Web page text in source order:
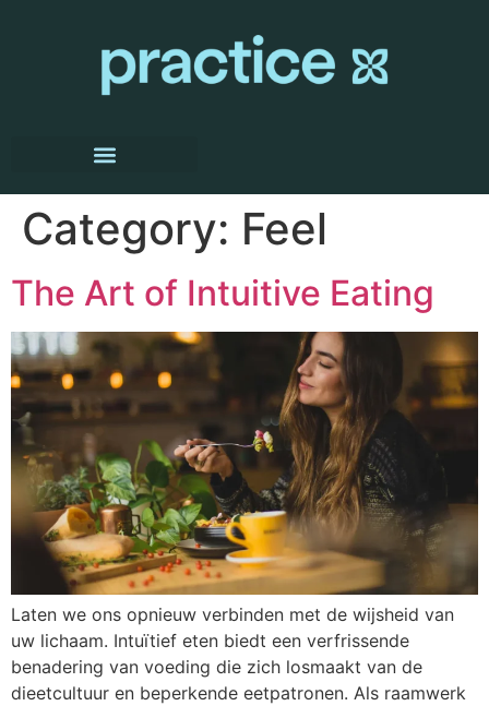
Category: Feel
The Art of Intuitive Eating
Laten we ons opnieuw verbinden met de wijsheid van
uw lichaam. Intuïtief eten biedt een verfrissende
benadering van voeding die zich losmaakt van de
dieetcultuur en beperkende eetpatronen. Als raamwerk